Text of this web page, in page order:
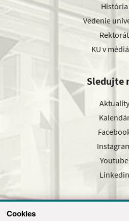
Cookies
História
Vedenie
Rektorát
KU v
Sledujte
Aktuality
Youtube
Linkedin